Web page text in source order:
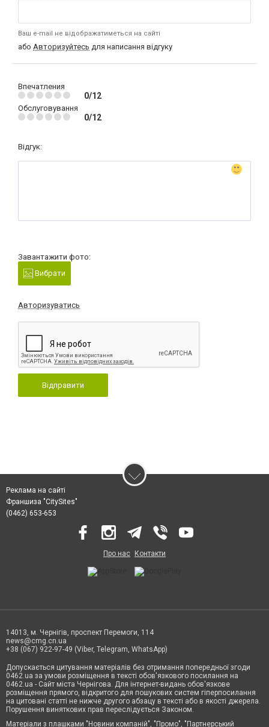
Ваш e-mail не відображатиметься на сайті
або Авторизуйтесь для написання відгуку
Впечатления
0/12
Обслуговування
0/12
Відгук:
Завантажити фото:
Вибрати
Авторизуватись
Відправити
Реклама на сайті
Франшиза "CitySites"
(0462) 653-653
Про нас Контакти
14013, м. Чернігів, проспект Перемоги, 114
news@cmg.cn.ua
+38 (067) 922-97-49 (Viber, Telegram, WhatsApp)
Допускається цитування матеріалів без отримання попередньої згоди
0462.ua за умови розміщення в тексті обов'язкового посилання на
0462.ua - Сайт міста Чернігова. Для інтернет-видань обов'язкове
розміщення прямого, відкритого для пошукових систем гіперпосилання
на цитовані статті не нижче другого абзацу в тексті або в якості джерела.
Порушення виняткових прав переслідується Законом.
Матеріали з плашками "Новини компаній", "Промо", "Партнерський